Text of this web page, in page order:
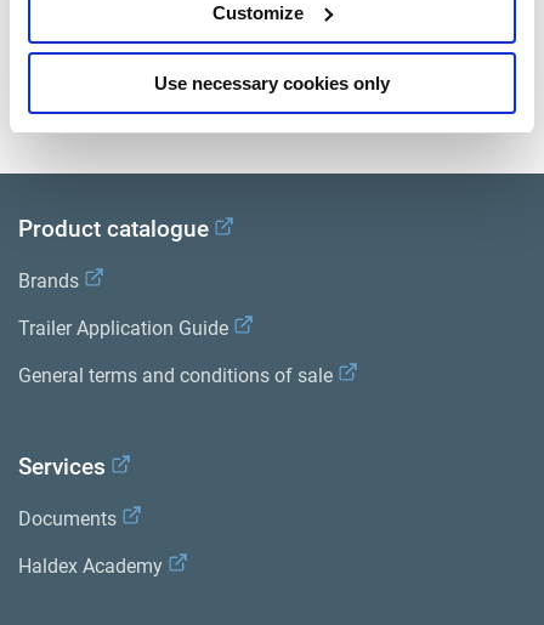
Customize
Use necessary cookies only
Vea todas las publicaciones relacionadas en nuestra
Biblioteca bibliográfica de productos.
Product catalogue
Brands
Trailer Application Guide
General terms and conditions of sale
Services
Documents
Haldex Academy